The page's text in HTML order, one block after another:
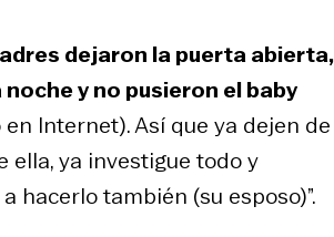
dejaron la puerta abierta,
y no pusieron el baby
Internet). Así que ya dejen de
ella, ya investigue todo y
hacerlo también (su esposo)”.